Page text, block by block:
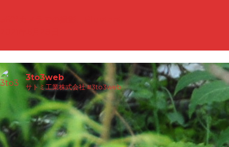
3to3web
サトミ工業株式会社#3to3web